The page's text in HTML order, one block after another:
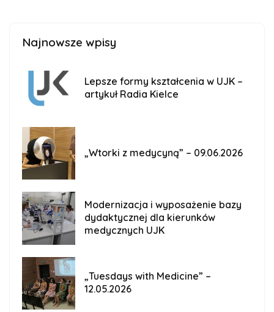
Najnowsze wpisy
Lepsze formy kształcenia w UJK –
artykuł Radia Kielce
„Wtorki z medycyną” – 09.06.2026
Modernizacja i wyposażenie bazy
dydaktycznej dla kierunków
medycznych UJK
„Tuesdays with Medicine” –
12.05.2026